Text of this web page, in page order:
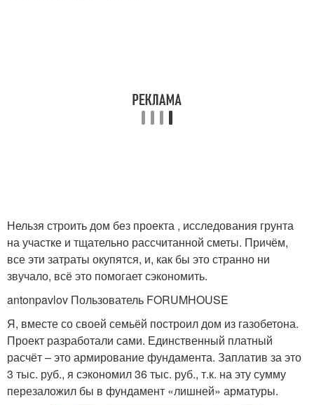
Нельзя строить дом без проекта , исследования грунта
на участке и тщательно рассчитанной сметы. Причём,
все эти затраты окупятся, и, как бы это странно ни
звучало, всё это помогает сэкономить.
antonpavlov Пользователь FORUMHOUSE
Я, вместе со своей семьёй построил дом из газобетона.
Проект разработали сами. Единственный платный
расчёт – это армирование фундамента. Заплатив за это
3 тыс. руб., я сэкономил 36 тыс. руб., т.к. на эту сумму
перезаложил бы в фундамент «лишней» арматуры.